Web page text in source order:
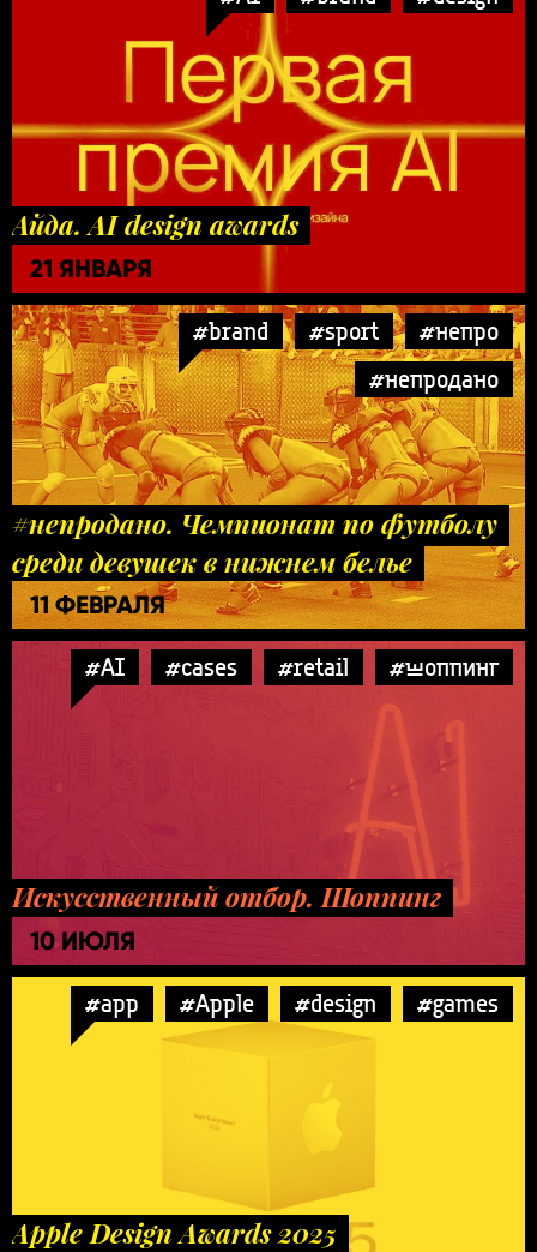
Айда. AI design awards
21 ЯНВАРЯ
#brand #sport
#непро
#непродано
#непродано. Чемпионат по футболу
среди девушек в нижнем белье
11 ФЕВРАЛЯ
#AI #cases #retail #шоппинг
Искусственный отбор. Шоппинг
10 ИЮЛЯ
#app #Apple #design #games
Apple Design Awards 2025